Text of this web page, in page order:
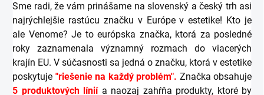
Sme radi, že vám prinášame na slovenský a český trh asi
najrýchlejšie rastúcu značku v Európe v estetike! Kto je
ale Venome? Je to európska značka, ktorá za posledné
roky zaznamenala významný rozmach do viacerých
krajín EU. V súčasnosti sa jedná o značku, ktorá v estetike
poskytuje "riešenie na každý problém". Značka obsahuje
5 produktových línií a naozaj zahŕňa produkty, ktoré by